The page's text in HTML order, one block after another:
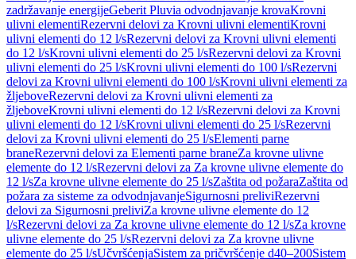
zadržavanje energijeGeberit Pluvia odvodnjavanje krovaKrovni
ulivni elementiRezervni delovi za Krovni ulivni elementiKrovni
ulivni elementi do 12 l/sRezervni delovi za Krovni ulivni elementi
do 12 l/sKrovni ulivni elementi do 25 l/sRezervni delovi za Krovni
ulivni elementi do 25 l/sKrovni ulivni elementi do 100 l/sRezervni
delovi za Krovni ulivni elementi do 100 l/sKrovni ulivni elementi za
žljeboveRezervni delovi za Krovni ulivni elementi za
žljeboveKrovni ulivni elementi do 12 l/sRezervni delovi za Krovni
ulivni elementi do 12 l/sKrovni ulivni elementi do 25 l/sRezervni
delovi za Krovni ulivni elementi do 25 l/sElementi parne
braneRezervni delovi za Elementi parne braneZa krovne ulivne
elemente do 12 l/sRezervni delovi za Za krovne ulivne elemente do
12 l/sZa krovne ulivne elemente do 25 l/sZaštita od požaraZaštita od
požara za sisteme za odvodnjavanjeSigurnosni preliviRezervni
delovi za Sigurnosni preliviZa krovne ulivne elemente do 12
l/sRezervni delovi za Za krovne ulivne elemente do 12 l/sZa krovne
ulivne elemente do 25 l/sRezervni delovi za Za krovne ulivne
elemente do 25 l/sUčvršćenjaSistem za pričvršćenje d40–200Sistem